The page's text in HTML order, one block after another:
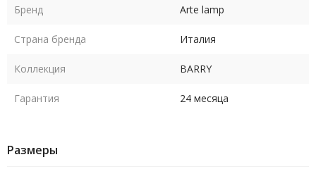
Бренд Arte lamp
Страна бренда Италия
Коллекция BARRY
Гарантия 24 месяца
Размеры